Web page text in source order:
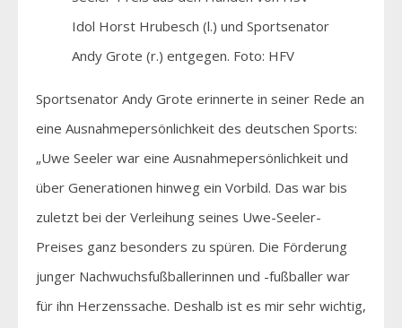
Idol Horst Hrubesch (l.) und Sportsenator
Andy Grote (r.) entgegen. Foto: HFV
Sportsenator Andy Grote erinnerte in seiner Rede an
eine Ausnahmepersönlichkeit des deutschen Sports:
„Uwe Seeler war eine Ausnahmepersönlichkeit und
über Generationen hinweg ein Vorbild. Das war bis
zuletzt bei der Verleihung seines Uwe-Seeler-
Preises ganz besonders zu spüren. Die Förderung
junger Nachwuchsfußballerinnen und -fußballer war
für ihn Herzenssache. Deshalb ist es mir sehr wichtig,